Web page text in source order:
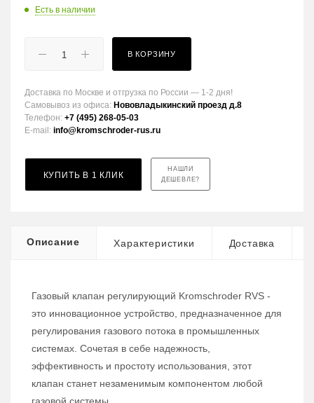
Есть в наличии
В КОРЗИНУ
Доставка по Москве и отгрузка по России — 1-2 дня!
Самовывоз из офиса: Нововладыкинский проезд д.8
Телефон: +7 (495) 268-05-03
E-mail: info@kromschroder-rus.ru
КУПИТЬ В 1 КЛИК
НАШЛИ
ДЕШЕВЛЕ?
Описание Характеристики Доставка
Газовый клапан регулирующий Kromschroder RVS -
это инновационное устройство, предназначенное для
регулирования газового потока в промышленных
системах. Сочетая в себе надежность,
эффективность и простоту использования, этот
клапан станет незаменимым компонентом любой